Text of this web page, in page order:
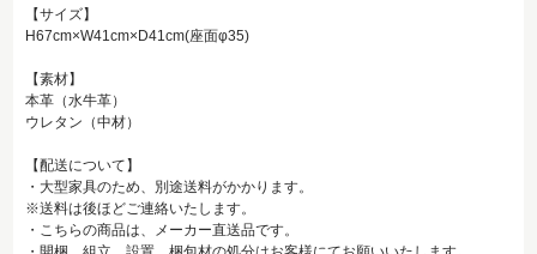
【サイズ】
H67cm×W41cm×D41cm(座面φ35)
【素材】
本革（水牛革）
ウレタン（中材）
【配送について】
・大型家具のため、別途送料がかかります。
※送料は後ほどご連絡いたします。
・こちらの商品は、メーカー直送品です。